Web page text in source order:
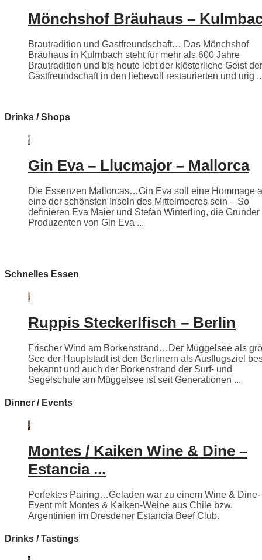
Mönchshof Bräuhaus –
Brautradition und Gastfreundschaft… Das Mönchshof
Bräuhaus in Kulmbach steht für mehr als 600 Jahre
Brautradition und bis heute lebt der klösterliche Geist der
Gastfreundschaft in den liebevoll restaurierten und urig
Drinks / Shops
Gin Eva – Llucmajor – Mallorca
Die Essenzen Mallorcas…Gin Eva soll eine Hommage
eine der schönsten Inseln des Mittelmeeres sein – So
definieren Eva Maier und Stefan Winterling, die Gründer
Produzenten von Gin Eva ...
Schnelles Essen
Ruppis Steckerlfisch – Berlin
Frischer Wind am Borkenstrand…Der Müggelsee als
See der Hauptstadt ist den Berlinern als Ausflugsziel
bekannt und auch der Borkenstrand der Surf- und
Segelschule am Müggelsee ist seit Generationen ...
Dinner / Events
Montes / Kaiken Wine & Dine –
Estancia ...
Perfektes Pairing…Geladen war zu einem Wine & Dine-
Event mit Montes & Kaiken-Weine aus Chile bzw.
Argentinien im Dresdener Estancia Beef Club.
Drinks / Tastings